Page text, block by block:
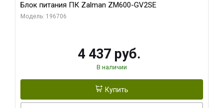
Блок питания ПК Zalman ZM600-GV2SE
Модель: 196706
4 437 руб.
В наличии
Купить